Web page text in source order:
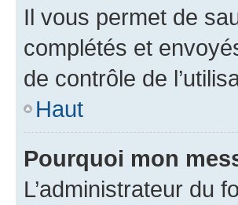
Il vous permet de
complétés et
de contrôle de
Haut
Pourquoi mon
L’administrateur du